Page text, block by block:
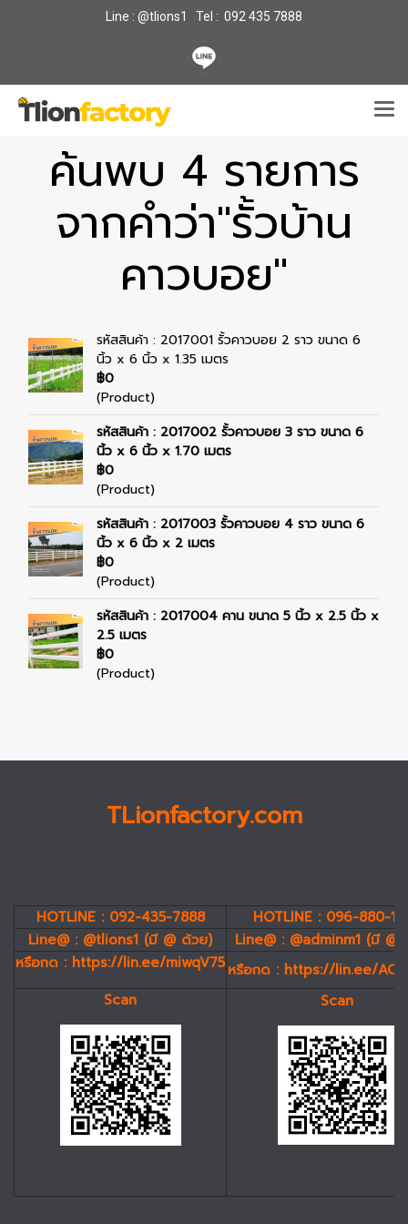
Line : @tlions1 Tel : 092 435 7888
ค้นพบ 4 รายการ
จากคำว่า"รั้วบ้าน
คาวบอย"
รหัสสินค้า : 2017001 รั้วคาวบอย 2 ราว ขนาด 6
นิ้ว x 6 นิ้ว x 1.35 เมตร
฿0
(Product)
รหัสสินค้า : 2017002 รั้วคาวบอย 3 ราว ขนาด 6
นิ้ว x 6 นิ้ว x 1.70 เมตร
฿0
(Product)
รหัสสินค้า : 2017003 รั้วคาวบอย 4 ราว ขนาด 6
นิ้ว x 6 นิ้ว x 2 เมตร
฿0
(Product)
รหัสสินค้า : 2017004 คาน ขนาด 5 นิ้ว x 2.5 นิ้ว x
2.5 เมตร
฿0
(Product)
TLionfactory.com
HOTLINE : 092-435-7888
HOTLINE : 096-880-
Line@ : @tlions1 (มี @ ด้วย)
Line@ : @adminm1 (มี
หรือกด : https://lin.ee/miwqV75หรือกด : https://lin.ee/
Scan
Scan